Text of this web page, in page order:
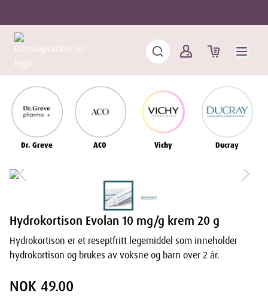
Dr. Greve ACO Vichy Ducray
Hydrokortison Evolan 10 mg/g krem 20 g
Hydrokortison er et reseptfritt legemiddel som inneholder
hydrokortison og brukes av voksne og barn over 2 år.
NOK 49.00